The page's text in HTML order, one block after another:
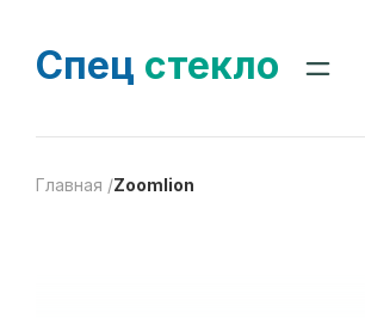
Спец стекло
Главная /Zoomlion